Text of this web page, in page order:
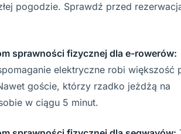
pogodzie. Sprawdź przed
sprawności fizycznej dla e-rowerów:
elektryczne robi większość
goście, którzy rzadko jeżdżą na
w ciągu 5 minut.